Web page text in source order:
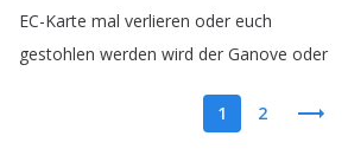
EC-Karte mal verlieren oder euch
gestohlen werden wird der Ganove oder
1 2